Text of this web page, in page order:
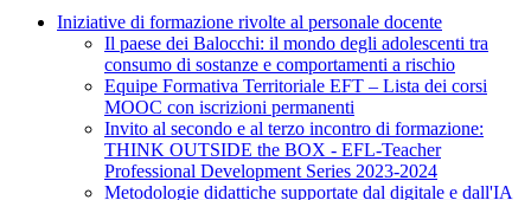
Iniziative di formazione rivolte al personale docente
Il paese dei Balocchi: il mondo degli adolescenti tra
consumo di sostanze e comportamenti a rischio
Equipe Formativa Territoriale EFT – Lista dei corsi
MOOC con iscrizioni permanenti
Invito al secondo e al terzo incontro di formazione:
THINK OUTSIDE the BOX - EFL-Teacher
Professional Development Series 2023-2024
Metodologie didattiche supportate dal digitale e dall'IA